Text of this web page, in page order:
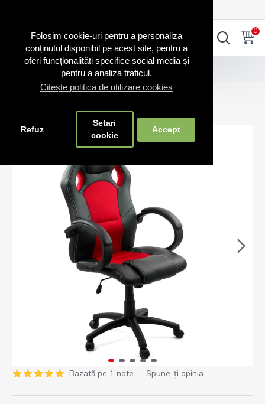
Folosim cookie-uri pentru a personaliza
conținutul disponibil pe acest site, pentru a
oferi funcționalităti specifice social media și
pentru a analiza traficul.
Citește politica de utilizare cookies
Refuz
Setari
cookie
Accept
0
Scaune gaming Scaun pentru gaming și birou
Bazată pe 1 note. - Spune-ţi opinia